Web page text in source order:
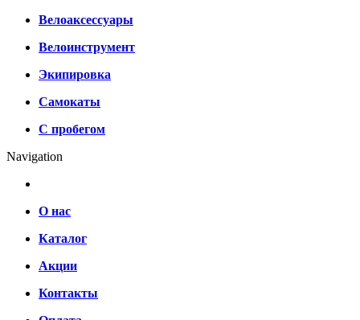
Велоаксессуары
Велоинструмент
Экипировка
Самокаты
С пробегом
Navigation
О нас
Каталог
Акции
Контакты